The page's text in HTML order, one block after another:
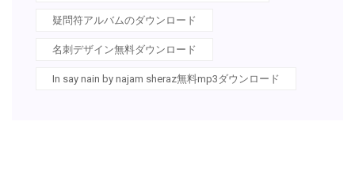
疑問符アルバムのダウンロード
名刺デザイン無料ダウンロード
In say nain by najam sheraz無料mp3ダウンロード